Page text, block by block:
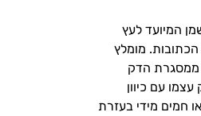
המיועד לעץ
מומלץ
ממסגרת הדק
עם כיוון
חמים מידי בעזרת